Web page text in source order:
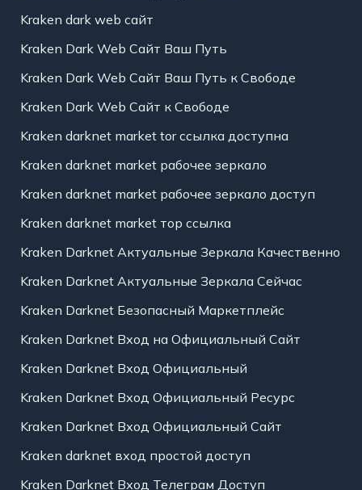
Kraken dark web сайт
Kraken Dark Web Сайт Ваш Путь
Kraken Dark Web Сайт Ваш Путь к Свободе
Kraken Dark Web Сайт к Свободе
Kraken darknet market tor ссылка доступна
Kraken darknet market рабочее зеркало
Kraken darknet market рабочее зеркало доступ
Kraken darknet market тор ссылка
Kraken Darknet Актуальные Зеркала Качественно
Kraken Darknet Актуальные Зеркала Сейчас
Kraken Darknet Безопасный Маркетплейс
Kraken Darknet Вход на Официальный Сайт
Kraken Darknet Вход Официальный
Kraken Darknet Вход Официальный Ресурс
Kraken Darknet Вход Официальный Сайт
Kraken darknet вход простой доступ
Kraken Darknet Вход Телеграм Доступ